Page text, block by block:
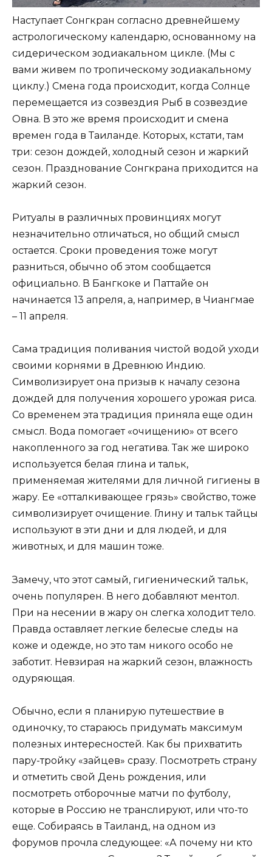
Наступает Сонгкран согласно древнейшему
астрологическому календарю, основанному на
сидерическом зодиакальном цикле. (Мы с
вами живем по тропическому зодиакальному
циклу.) Смена года происходит, когда Солнце
перемещается из созвездия Рыб в созвездие
Овна. В это же время происходит и смена
времен года в Таиланде. Которых, кстати, там
три: сезон дождей, холодный сезон и жаркий
сезон. Празднование Сонгкрана приходится на
жаркий сезон.
Ритуалы в различных провинциях могут
незначительно отличаться, но общий смысл
остается. Сроки проведения тоже могут
разниться, обычно об этом сообщается
официально. В Бангкоке и Паттайе он
начинается 13 апреля, а, например, в Чиангмае
– 11 апреля.
Сама традиция поливания чистой водой уходи
своими корнями в Древнюю Индию.
Символизирует она призыв к началу сезона
дождей для получения хорошего урожая риса.
Со временем эта традиция приняла еще один
смысл. Вода помогает «очищению» от всего
накопленного за год негатива. Так же широко
используется белая глина и тальк,
применяемая жителями для личной гигиены в
жару. Ее «отталкивающее грязь» свойство, тоже
символизирует очищение. Глину и тальк тайцы
используют в эти дни и для людей, и для
животных, и для машин тоже.
Замечу, что этот самый, гигиенический тальк,
очень популярен. В него добавляют ментол.
При на несении в жару он слегка холодит тело.
Правда оставляет легкие белесые следы на
коже и одежде, но это там никого особо не
заботит. Невзирая на жаркий сезон, влажность
одуряющая.
Обычно, если я планирую путешествие в
одиночку, то стараюсь придумать максимум
полезных интересностей. Как бы прихватить
пару-тройку «зайцев» сразу. Посмотреть страну
и отметить свой День рождения, или
посмотреть отборочные матчи по футболу,
которые в Россию не транслируют, или что-то
еще. Собираясь в Таиланд, на одном из
форумов прочла следующее: «А почему ни кто